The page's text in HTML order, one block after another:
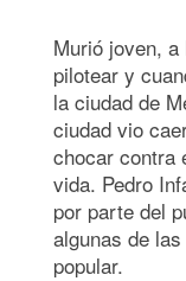
Murió joven,
pilotear y
la ciudad de
ciudad vio
chocar contra
vida. Pedro
por parte del
algunas de
popular.